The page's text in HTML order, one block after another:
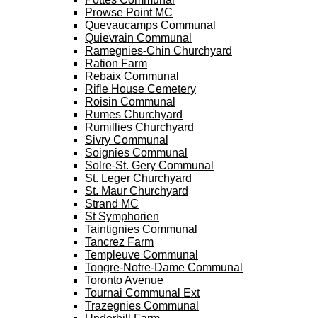
Prowse Point MC
Quevaucamps Communal
Quievrain Communal
Ramegnies-Chin Churchyard
Ration Farm
Rebaix Communal
Rifle House Cemetery
Roisin Communal
Rumes Churchyard
Rumillies Churchyard
Sivry Communal
Soignies Communal
Solre-St. Gery Communal
St. Leger Churchyard
St. Maur Churchyard
Strand MC
St Symphorien
Taintignies Communal
Tancrez Farm
Templeuve Communal
Tongre-Notre-Dame Communal
Toronto Avenue
Tournai Communal Ext
Trazegnies Communal